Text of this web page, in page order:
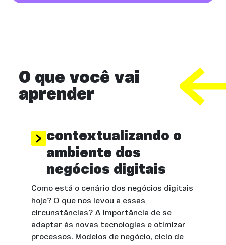
O que você vai
aprender
contextualizando o
ambiente dos
negócios digitais
Como está o cenário dos negócios digitais
hoje? O que nos levou a essas
circunstâncias? A importância de se
adaptar às novas tecnologias e otimizar
processos. Modelos de negócio, ciclo de